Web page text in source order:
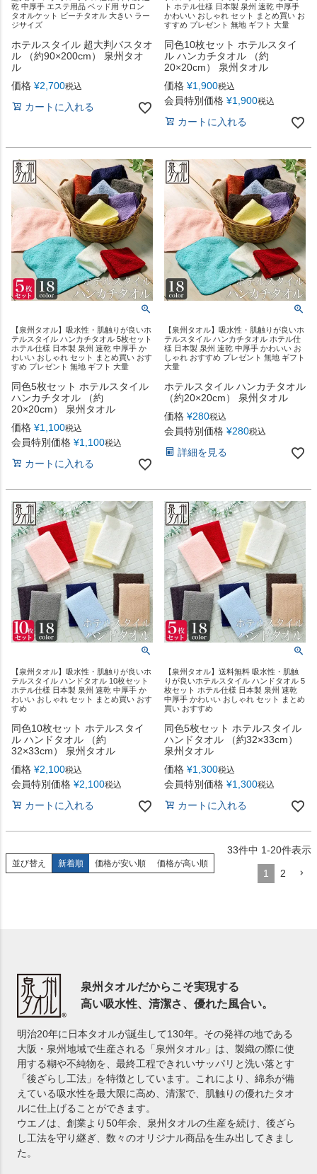
乾 中厚手 エステ用品 ベッド用 サロン
タオルケット ビーチタオル 大きい ラー
ジサイズ
ホテルスタイル 超大判バスタオ
ル （約90×200cm） 泉州タオ
ル
価格 ¥2,700税込
カートに入れる
ト ホテル仕様 日本製 泉州 速乾 中厚手
かわいい おしゃれ セット まとめ買い お
すすめ プレゼント 無地 ギフト 大量
同色10枚セット ホテルスタイ
ル ハンカチタオル （約
20×20cm） 泉州タオル
価格 ¥1,900税込
会員特別価格 ¥1,900税込
カートに入れる
【泉州タオル】吸水性・肌触りが良いホ
テルスタイル ハンカチタオル 5枚セット
ホテル仕様 日本製 泉州 速乾 中厚手 か
わいい おしゃれ セット まとめ買い おす
すめ プレゼント 無地 ギフト 大量
同色5枚セット ホテルスタイル
ハンカチタオル （約
20×20cm） 泉州タオル
価格 ¥1,100税込
会員特別価格 ¥1,100税込
カートに入れる
【泉州タオル】吸水性・肌触りが良いホ
テルスタイル ハンカチタオル ホテル仕
様 日本製 泉州 速乾 中厚手 かわいい お
しゃれ おすすめ プレゼント 無地 ギフト
大量
ホテルスタイル ハンカチタオル
（約20×20cm） 泉州タオル
価格 ¥280税込
会員特別価格 ¥280税込
詳細を見る
【泉州タオル】吸水性・肌触りが良いホ
テルスタイル ハンドタオル 10枚セット
ホテル仕様 日本製 泉州 速乾 中厚手 か
わいい おしゃれ セット まとめ買い おす
すめ
同色10枚セット ホテルスタイ
ル ハンドタオル （約
32×33cm） 泉州タオル
価格 ¥2,100税込
会員特別価格 ¥2,100税込
カートに入れる
【泉州タオル】送料無料 吸水性・肌触
りが良いホテルスタイル ハンドタオル 5
枚セット ホテル仕様 日本製 泉州 速乾
中厚手 かわいい おしゃれ セット まとめ
買い おすすめ
同色5枚セット ホテルスタイル
ハンドタオル （約32×33cm）
泉州タオル
価格 ¥1,300税込
会員特別価格 ¥1,300税込
カートに入れる
並び替え 新着順 価格が安い順 価格が高い順
33件中 1-20件表示
1 2
泉州タオルだからこそ実現する
高い吸水性、清潔さ、優れた風合い。
明治20年に日本タオルが誕生して130年。その発祥の地である
大阪・泉州地域で生産される「泉州タオル」は、製織の際に使
用する糊や不純物を、最終工程できれいサッパリと洗い落とす
「後ざらし工法」を特徴としています。これにより、綿糸が備
えている吸水性を最大限に高め、清潔で、肌触りの優れたタオ
ルに仕上げることができます。
ウエノは、創業より50年余、泉州タオルの生産を続け、後ざら
し工法を守り継ぎ、数々のオリジナル商品を生み出してきまし
た。